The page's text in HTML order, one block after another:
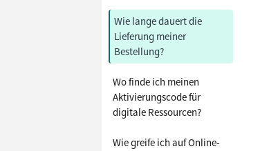
Wie lange dauert die
Lieferung meiner
Bestellung?
Wo finde ich meinen
Aktivierungscode für
digitale Ressourcen?
Wie greife ich auf Online-